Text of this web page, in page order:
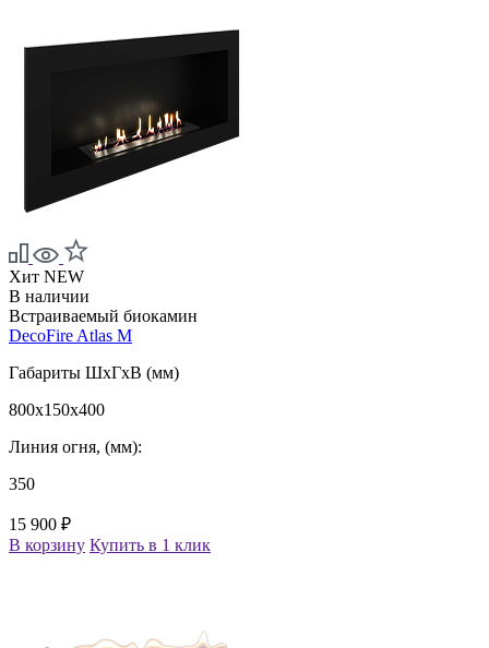
Хит NEW
В наличии
Встраиваемый биокамин
DecoFire Atlas M
Габариты ШxГxВ (мм)
800x150x400
Линия огня, (мм):
350
15 900 ₽
В корзину Купить в 1 клик